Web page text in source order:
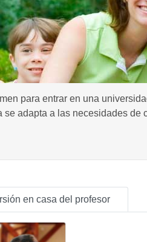
para entrar en una
adapta a las necesidades de
en casa del profesor